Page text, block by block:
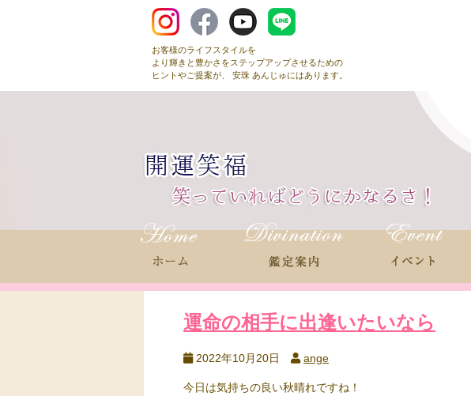
お客様のライフスタイルを
より輝きと豊かさをステップアップさせるための
ヒントやご提案が、 安珠 あんじゅにはあります。
運命の相手に出逢いたいなら
2022年10月20日 ange
今日は気持ちの良い秋晴れですね！